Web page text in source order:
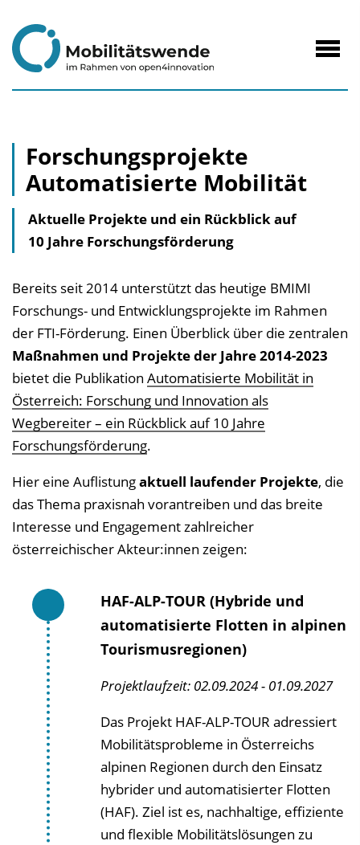
Inhalt
Forschungsprojekte
Automatisierte Mobilität
Aktuelle Projekte und ein Rückblick auf
10 Jahre Forschungsförderung
Bereits seit 2014 unterstützt das heutige BMIMI
Forschungs- und Entwicklungsprojekte im Rahmen
der FTI-Förderung. Einen Überblick über die zentralen
Maßnahmen und Projekte der Jahre 2014-2023
bietet die Publikation Automatisierte Mobilität in
Österreich: Forschung und Innovation als
Wegbereiter – ein Rückblick auf 10 Jahre
Forschungsförderung.
Hier eine Auflistungaktuell laufender Projekte, die
das Thema praxisnah vorantreiben und das breite
Interesse und Engagement zahlreicher
österreichischer Akteur:innen zeigen:
HAF-ALP-TOUR (Hybride und
automatisierte Flotten in alpinen
Tourismusregionen)
Projektlaufzeit: 02.09.2024 - 01.09.2027
Das Projekt HAF-ALP-TOUR adressiert
Mobilitätsprobleme in Österreichs
alpinen Regionen durch den Einsatz
hybrider und automatisierter Flotten
(HAF). Ziel ist es, nachhaltige, effiziente
und flexible Mobilitätslösungen zu